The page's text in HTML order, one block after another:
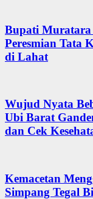
Bupati
Peresmian Tata
di Lahat
Wujud Nyata
Ubi Barat
dan Cek
Kemacetan
Simpang Tegal